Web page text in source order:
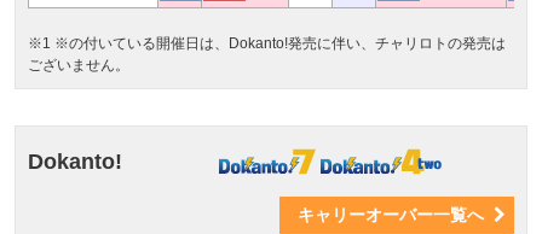
※1 ※の付いている開催日は、Dokanto!発売に伴い、チャリロトの発売は
ございません。
Dokanto!
キャリーオーバー一覧へ